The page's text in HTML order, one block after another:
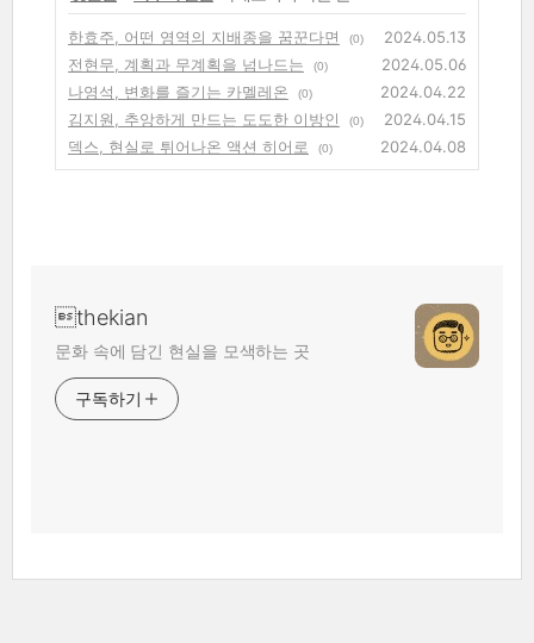
한효주, 어떤 영역의 지배종을 꿈꾼다면 (0)
2024.05.13
전현무, 계획과 무계획을 넘나드는
(0)
2024.05.06
나영석, 변화를 즐기는 카멜레온
(0)
2024.04.22
김지원, 추앙하게 만드는 도도한 이방인
(0)
2024.04.15
덱스, 현실로 튀어나온 액션 히어로
(0) 2024.04.08
thekian
문화 속에 담긴 현실을 모색하는 곳
구독하기